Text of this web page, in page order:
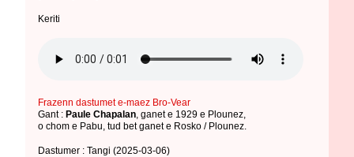
Keriti
Frazenn dastumet e-maez Bro-Vear
Gant : Paule Chapalan ganet e 1929 e Plounez
o chom e Pabu tud bet ganet e Rosko / Plounez
Dastumer : Tangi (2025-03-06)